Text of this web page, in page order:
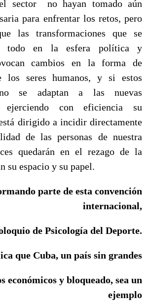
sector no hayan tomado aún
para enfrentar los retos, pero
las transformaciones que se
todo en la esfera política y
cambios en la forma de
los seres humanos, y si estos
no se adaptan a las nuevas
ejerciendo con eficiencia su
dirigido a incidir directamente
de las personas de nuestra
quedarán en el rezago de la
su espacio y su papel.
parte de esta convención
internacional,
de Psicología del Deporte.
que Cuba, un país sin grandes
económicos y bloqueado, sea un
ejemplo